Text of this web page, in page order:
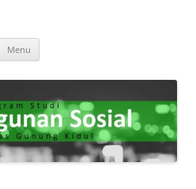
Sosial
Sosial."
Menu